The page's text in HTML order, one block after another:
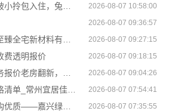
2026-08-07 10:58:00
2026-08-07 09:36:57
2026-08-07 09:27:15
费透明报价 2026-08-07 09:18:15
2026-08-07 09:04:26
2026-08-07 07:54:41
2026-08-07 07:35:55